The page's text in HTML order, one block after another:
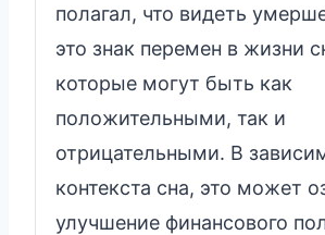
полагал, что видеть
это знак перемен в жизни
которые могут быть как
положительными, так и
отрицательными. В
контекста сна, это может
улучшение финансового